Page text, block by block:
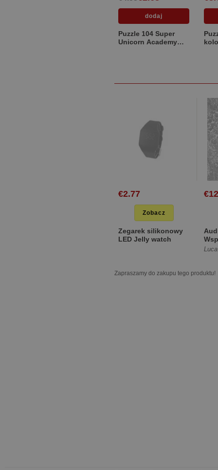
Puzzle 104 Super
Unicorn Academy
€2.77
Zobacz
Zegarek silikonowy
LED Jelly watch
Zapraszamy do zakupu tego produktu!